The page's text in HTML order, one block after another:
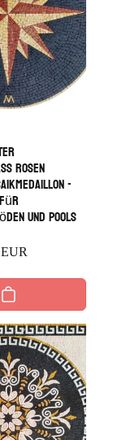
Rosen
-
und Pools